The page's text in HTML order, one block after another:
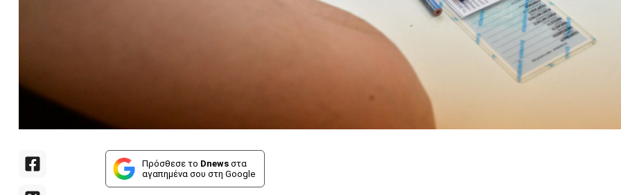
Πρόσθεσε το Dnews στα
αγαπημένα σου στη Google